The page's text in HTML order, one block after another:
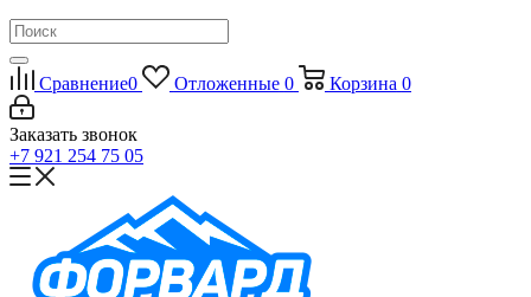
Сравнение0 Отложенные 0 Корзина 0
Заказать звонок
+7 921 254 75 05